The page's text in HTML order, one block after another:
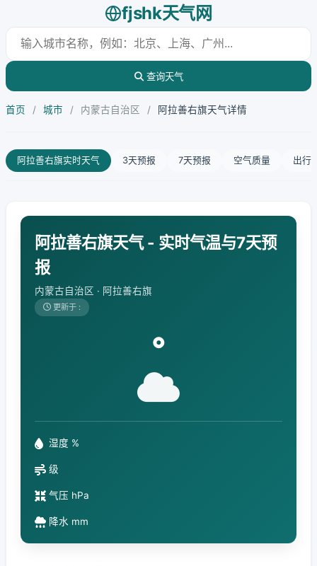
fjshk天气网
查询天气
首页 / 城市 / 内蒙古自治区 / 阿拉善右旗天气详情
阿拉善右旗实时天气 3天预报 7天预报 空气质量 出行
阿拉善右旗天气 - 实时气温与7天预
报
内蒙古自治区 · 阿拉善右旗
更新于 :
°
湿度 %
级
气压 hPa
降水 mm